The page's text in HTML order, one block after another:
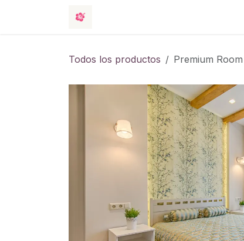
Todos los productos Premium Room